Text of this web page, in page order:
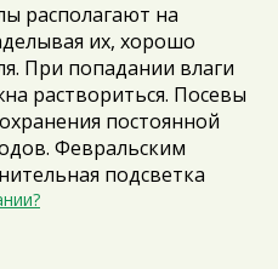
располагают на
их, хорошо
При попадании влаги
раствориться. Посевы
постоянной
Февральским
подсветка